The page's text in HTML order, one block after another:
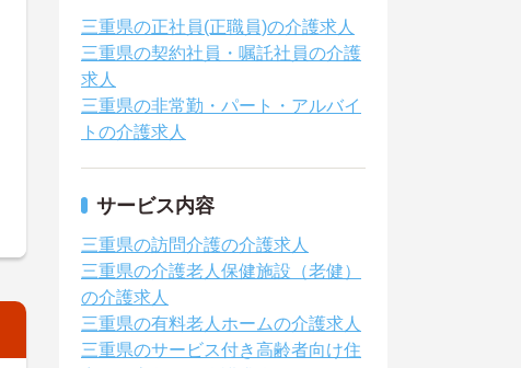
三重県の正社員(正職員)の介護求人
三重県の契約社員・嘱託社員の介護
求人
三重県の非常勤・パート・アルバイ
トの介護求人
サービス内容
三重県の訪問介護の介護求人
三重県の介護老人保健施設（老健）
の介護求人
三重県の有料老人ホームの介護求人
三重県のサービス付き高齢者向け住